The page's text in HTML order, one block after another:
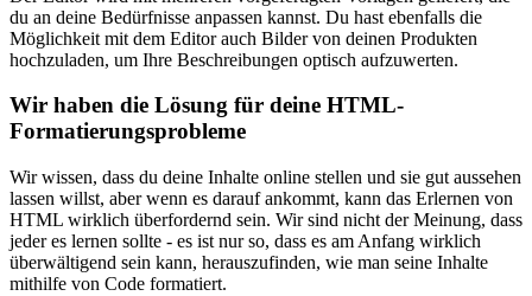
du an deine Bedürfnisse anpassen kannst. Du hast ebenfalls die
Möglichkeit mit dem Editor auch Bilder von deinen Produkten
hochzuladen, um Ihre Beschreibungen optisch aufzuwerten.
Wir haben die Lösung für deine HTML-
Formatierungsprobleme
Wir wissen, dass du deine Inhalte online stellen und sie gut aussehen
lassen willst, aber wenn es darauf ankommt, kann das Erlernen von
HTML wirklich überfordernd sein. Wir sind nicht der Meinung, dass
jeder es lernen sollte - es ist nur so, dass es am Anfang wirklich
überwältigend sein kann, herauszufinden, wie man seine Inhalte
mithilfe von Code formatiert.